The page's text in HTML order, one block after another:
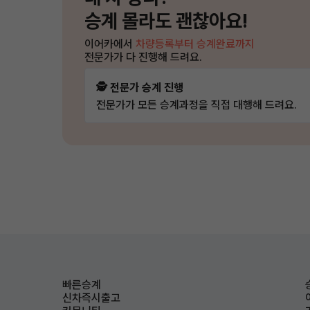
승계 몰라도 괜찮아요!
이어카에서 차량등록부터 승계완료까지
전문가가 다 진행해 드려요.
🕵️ 전문가 승계 진행
전문가가 모든 승계과정을 직접 대행해 드려요.
빠른승계
신차즉시출고